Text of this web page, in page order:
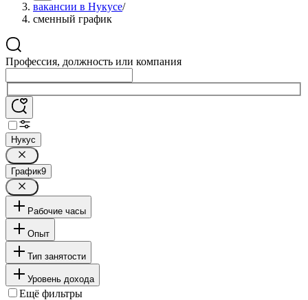
вакансии в Нукусе/
сменный график
Профессия, должность или компания
Нукус
График9
Рабочие часы
Опыт
Тип занятости
Уровень дохода
Ещё фильтры